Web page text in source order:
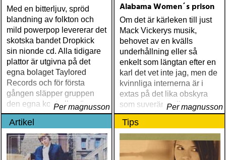
Med en bitterljuv, spröd
blandning av folkton och
mild powerpop levererar det
skotska bandet Dropkick
sin nionde cd. Alla tidigare
plattor är utgivna på det
egna bolaget Taylored
Records och för första
gången släpper gruppen
den egna kontrollen över
slutresultatet
Per magnusson
Alabama Women´s prison
Om det är kärleken till just
Mack Vickerys musik,
behovet av en kvälls
underhållning eller så
enkelt som längtan efter en
karl det vet inte jag, men de
kvinnliga internerna är i
extas på det lika obskyra
som suveräna albumet
“Mack Vickery - Live at the
Alabama Women´s Prison”
Per magnusson
Artikel Tips